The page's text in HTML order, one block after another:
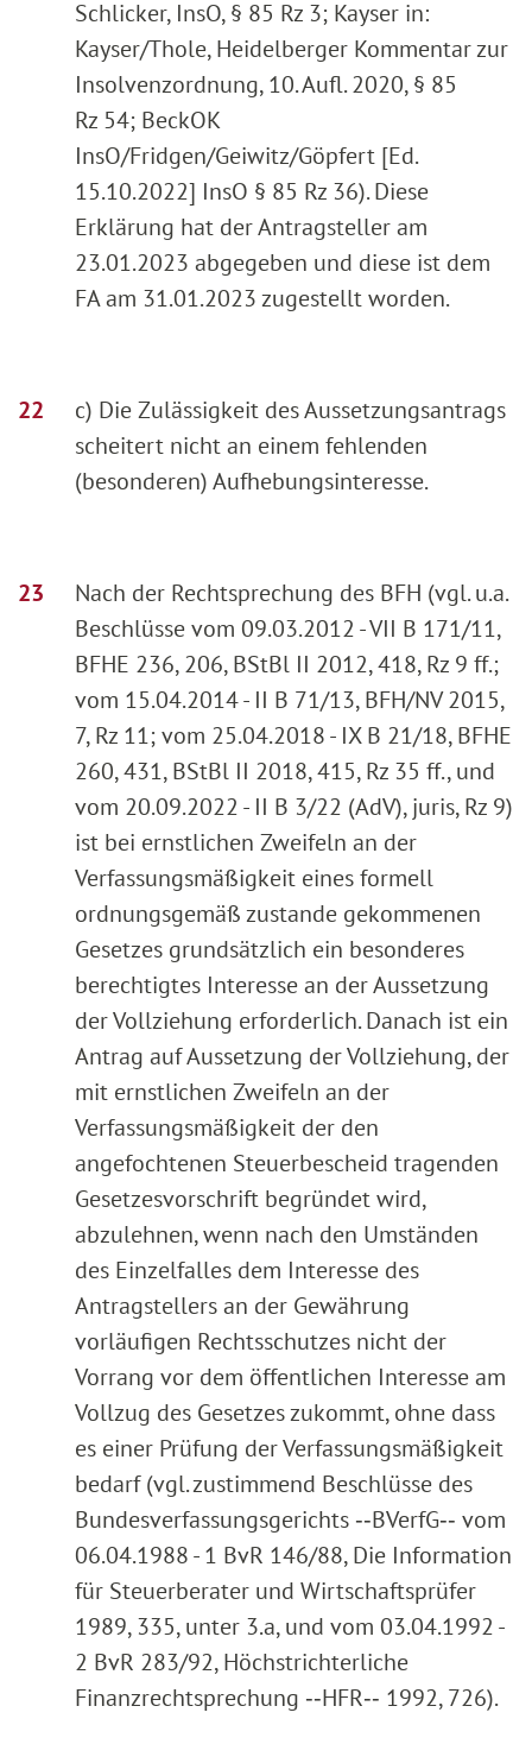
Schlicker, InsO, § 85 Rz 3; Kayser in:
Kayser/Thole, Heidelberger Kommentar zur
Insolvenzordnung, 10. Aufl. 2020, § 85
Rz 54; BeckOK
InsO/Fridgen/Geiwitz/Göpfert [Ed.
15.10.2022] InsO § 85 Rz 36). Diese
Erklärung hat der Antragsteller am
23.01.2023 abgegeben und diese ist dem
FA am 31.01.2023 zugestellt worden.
c) Die Zulässigkeit des Aussetzungsantrags
scheitert nicht an einem fehlenden
(besonderen) Aufhebungsinteresse.
Nach der Rechtsprechung des BFH (vgl. u.a.
Beschlüsse vom 09.03.2012 - VII B 171/11,
BFHE 236, 206, BStBl II 2012, 418, Rz 9 ff.;
vom 15.04.2014 - II B 71/13, BFH/NV 2015,
7, Rz 11; vom 25.04.2018 - IX B 21/18, BFHE
260, 431, BStBl II 2018, 415, Rz 35 ff., und
vom 20.09.2022 - II B 3/22 (AdV), juris, Rz 9)
ist bei ernstlichen Zweifeln an der
Verfassungsmäßigkeit eines formell
ordnungsgemäß zustande gekommenen
Gesetzes grundsätzlich ein besonderes
berechtigtes Interesse an der Aussetzung
der Vollziehung erforderlich. Danach ist ein
Antrag auf Aussetzung der Vollziehung, der
mit ernstlichen Zweifeln an der
Verfassungsmäßigkeit der den
angefochtenen Steuerbescheid tragenden
Gesetzesvorschrift begründet wird,
abzulehnen, wenn nach den Umständen
des Einzelfalles dem Interesse des
Antragstellers an der Gewährung
vorläufigen Rechtsschutzes nicht der
Vorrang vor dem öffentlichen Interesse am
Vollzug des Gesetzes zukommt, ohne dass
es einer Prüfung der Verfassungsmäßigkeit
bedarf (vgl. zustimmend Beschlüsse des
Bundesverfassungsgerichts ‑‑BVerfG‑‑ vom
06.04.1988 - 1 BvR 146/88, Die Information
für Steuerberater und Wirtschaftsprüfer
1989, 335, unter 3.a, und vom 03.04.1992 -
2 BvR 283/92, Höchstrichterliche
Finanzrechtsprechung ‑‑HFR‑‑ 1992, 726).